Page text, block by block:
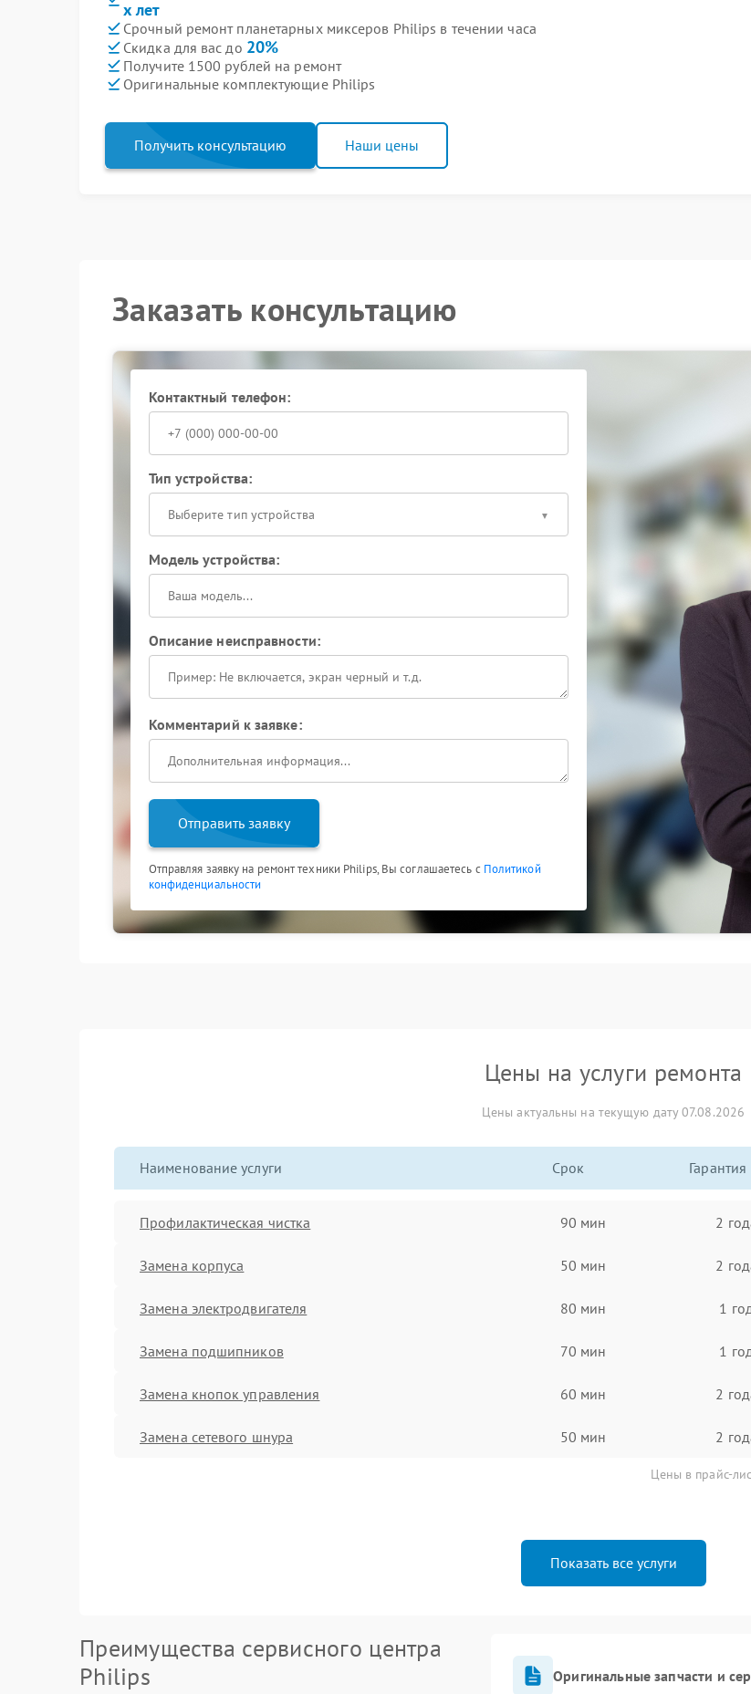
х лет
Срочный ремонт планетарных миксеров Philips в течении часа
Скидка для вас до 20%
Получите 1500 рублей на ремонт
Оригинальные комплектующие Philips
Получить консультацию Наши цены
Заказать консультацию
Контактный телефон:
Тип устройства:
Выберите тип устройства
Модель устройства:
Описание неисправности:
Комментарий к заявке:
Отправить заявку
Отправляя заявку на ремонт техники Philips, Вы соглашаетесь с Политикой
конфиденциальности
Цены на услуги ремонта
Цены актуальны на текущую дату 07.08.2026
Наименование услуги Срок Гарантия
Профилактическая чистка 90 мин 2
Замена корпуса 50 мин 2
Замена электродвигателя 80 мин 1 год
Замена подшипников 70 мин 1 год
Замена кнопок управления 60 мин 2
Замена сетевого шнура 50 мин 2
Цены в прайс-
Показать все услуги
Преимущества сервисного центра
Philips
Оригинальные запчасти и